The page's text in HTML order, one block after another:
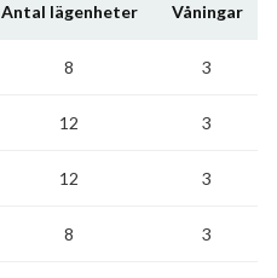
Antal lägenheter Våningar
8 3
12 3
12 3
8 3